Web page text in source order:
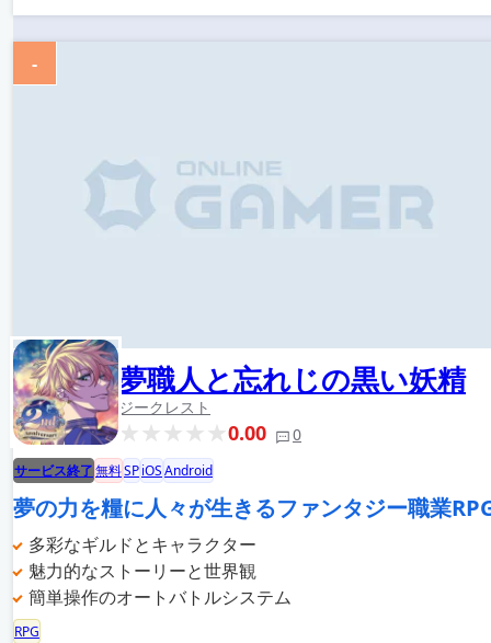
夢職人と忘れじの黒い妖精
ジークレスト
0.00 0
-
サービス終了無料SPiOSAndroid
夢の力を糧に人々が生きるファンタジー職業
多彩なギルドとキャラクター
魅力的なストーリーと世界観
簡単操作のオートバトルシステム
RPG